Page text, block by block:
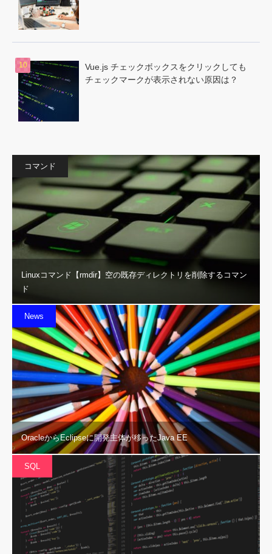
Vue.js チェックボックスをクリックしても
チェックマークが表示されない原因は？
コマンド
Linuxコマンド【rmdir】空の既存ディレクトリを削除するコマン
ド
News
OracleからEclipseに開発主体が移ったJava EE
SQL